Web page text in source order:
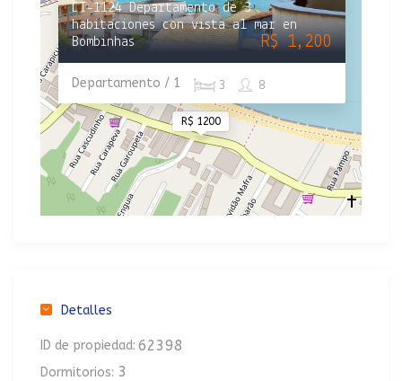
R$ 1200
LI-1124 Departamento de 3
habitaciones con vista al mar en
Bombinhas
Departamento / 1 8
3
R$ 1,200
Detalles
ID de propiedad: 62398
Dormitorios: 3